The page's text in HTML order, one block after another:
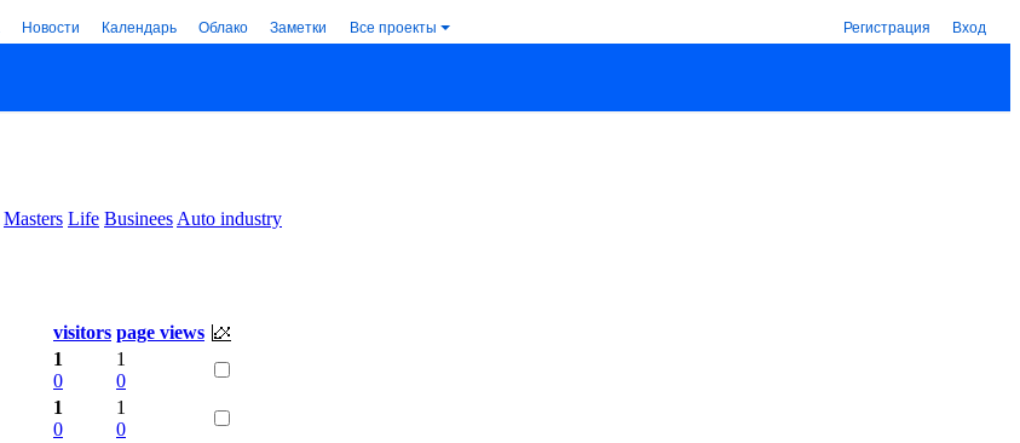
Новости Календарь Облако Заметки Все проекты Регистрация Вход
Masters Life Businees Auto industry
visitors page views
1
0
1
0
1
0
1
0